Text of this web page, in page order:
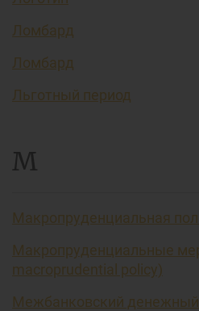
Ломбард
Ломбард
Льготный период
М
Макропруденциальная
Макропруденциальные
macroprudential policy)
Межбанковский